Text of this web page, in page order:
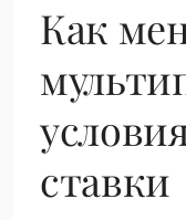
Как
ставки